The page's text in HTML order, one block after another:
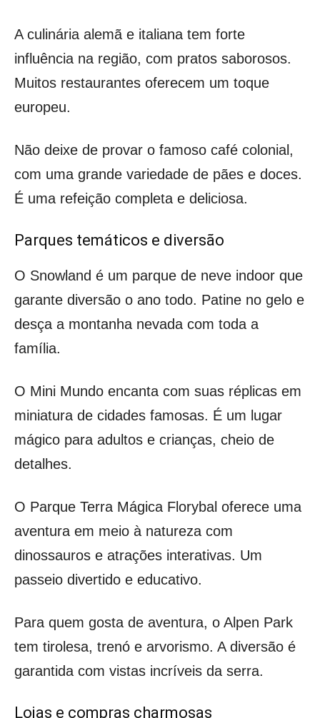
A culinária alemã e italiana tem forte
influência na região, com pratos saborosos.
Muitos restaurantes oferecem um toque
europeu.
Não deixe de provar o famoso café colonial,
com uma grande variedade de pães e doces.
É uma refeição completa e deliciosa.
Parques temáticos e diversão
O Snowland é um parque de neve indoor que
garante diversão o ano todo. Patine no gelo e
desça a montanha nevada com toda a
família.
O Mini Mundo encanta com suas réplicas em
miniatura de cidades famosas. É um lugar
mágico para adultos e crianças, cheio de
detalhes.
O Parque Terra Mágica Florybal oferece uma
aventura em meio à natureza com
dinossauros e atrações interativas. Um
passeio divertido e educativo.
Para quem gosta de aventura, o Alpen Park
tem tirolesa, trenó e arvorismo. A diversão é
garantida com vistas incríveis da serra.
Lojas e compras charmosas